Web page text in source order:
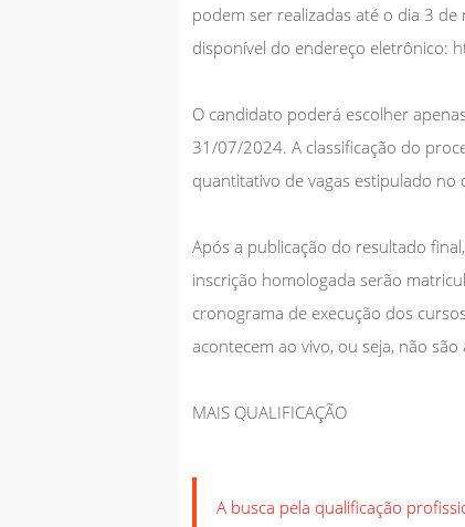
podem ser realizadas até o dia 3
disponível do endereço eletrônico:
O candidato poderá escolher
31/07/2024. A classificação do
quantitativo de vagas estipulado no
Após a publicação do resultado
inscrição homologada serão
cronograma de execução dos
acontecem ao vivo, ou seja, não são
MAIS QUALIFICAÇÃO
A busca pela qualificação